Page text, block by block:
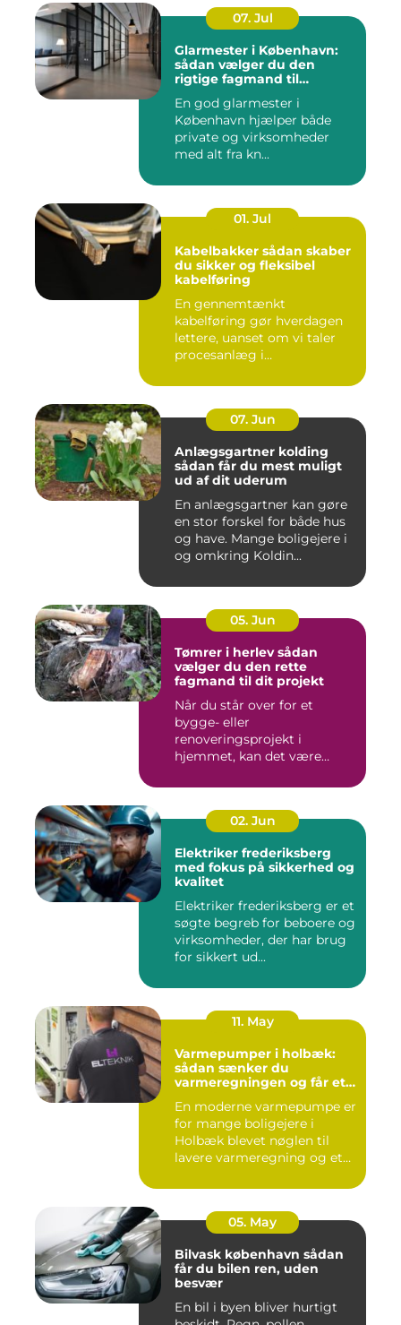
07. Jul
Glarmester i København:
sådan vælger du den
rigtige fagmand til
En god glarmester i
København hjælper både
private og virksomheder
med alt fra kn...
01. Jul
Kabelbakker sådan skaber
du sikker og fleksibel
kabelføring
En gennemtænkt
kabelføring gør hverdagen
lettere, uanset om vi taler
procesanlæg i
07. Jun
Anlægsgartner kolding
sådan får du mest muligt
ud af dit uderum
En anlægsgartner kan gøre
en stor forskel for både hus
og have. Mange boligejere i
og omkring Koldin...
05. Jun
Tømrer i herlev sådan
vælger du den rette
fagmand til dit projekt
Når du står over for et
bygge- eller
renoveringsprojekt i
hjemmet, kan det være
02. Jun
Elektriker frederiksberg
med fokus på sikkerhed og
kvalitet
Elektriker frederiksberg er et
søgte begreb for beboere og
virksomheder, der har brug
for sikkert ud...
11. May
Varmepumper i holbæk:
sådan sænker du
varmeregningen og får et
En moderne varmepumpe er
for mange boligejere i
Holbæk blevet nøglen til
lavere varmeregning og et
05. May
Bilvask københavn sådan
får du bilen ren, uden
besvær
En bil i byen bliver hurtigt